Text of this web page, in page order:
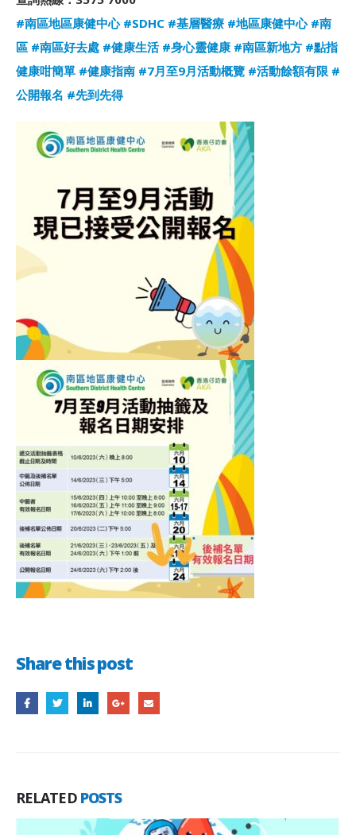
#南區地區康健中心 #SDHC #基層醫療 #地區康健中心 #南
區 #南區好去處 #健康生活 #身心靈健康 #南區新地方 #點指
健康咁簡單 #健康指南 #7月至9月活動概覽 #活動餘額有限 #
公開報名 #先到先得
Share this post
RELATED POSTS